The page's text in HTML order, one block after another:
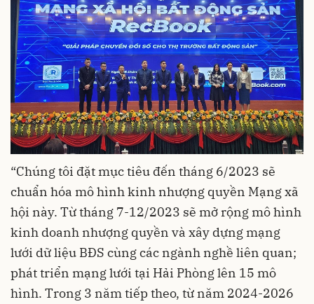
“Chúng tôi đặt mục tiêu đến tháng 6/2023 sẽ
chuẩn hóa mô hình kinh nhượng quyền Mạng xã
hội này. Từ tháng 7-12/2023 sẽ mở rộng mô hình
kinh doanh nhượng quyền và xây dựng mạng
lưới dữ liệu BĐS cùng các ngành nghề liên quan;
phát triển mạng lưới tại Hải Phòng lên 15 mô
hình. Trong 3 năm tiếp theo, từ năm 2024-2026